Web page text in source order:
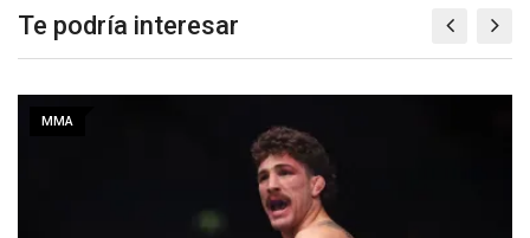
Te podría interesar
MMA